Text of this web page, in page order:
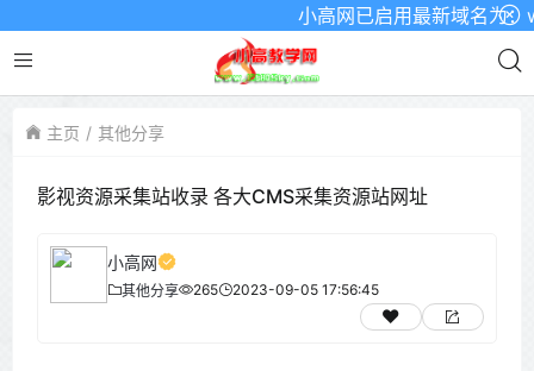
小高网已启用最新域名为：
主页 其他分享
影视资源采集站收录 各大CMS采集资源站网址
小高网
其他分享 265 2023-09-05 17:56:45